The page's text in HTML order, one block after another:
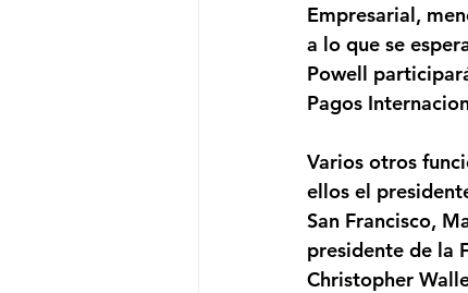
Empresarial,
a lo que se
Powell
Pagos
Varios otros
ellos el
San Francisco,
presidente de la
Christopher